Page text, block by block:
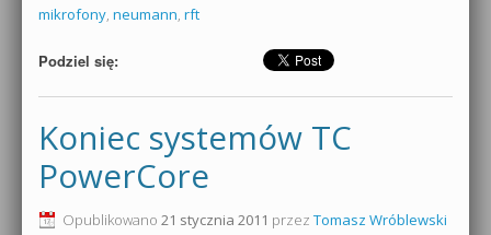
mikrofony, neumann, rft
Podziel się:
Koniec systemów TC
PowerCore
Opublikowano 21 stycznia 2011 przez Tomasz Wróblewski